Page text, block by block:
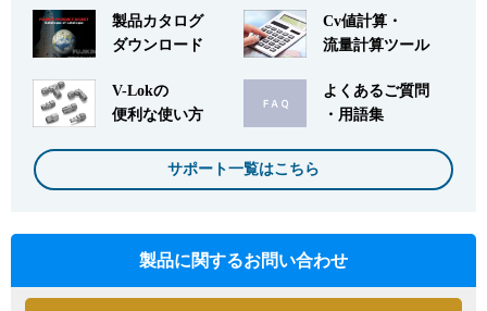
製品カタログ
ダウンロード
Cv値計算・
流量計算ツール
V-Lokの
便利な使い方
よくあるご質問
・用語集
サポート一覧はこちら
製品に関するお問い合わせ